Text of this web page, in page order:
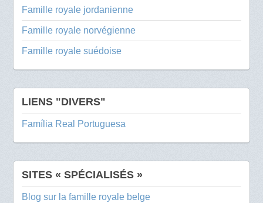
Famille royale jordanienne
Famille royale norvégienne
Famille royale suédoise
LIENS "DIVERS"
Família Real Portuguesa
SITES « SPÉCIALISÉS »
Blog sur la famille royale belge